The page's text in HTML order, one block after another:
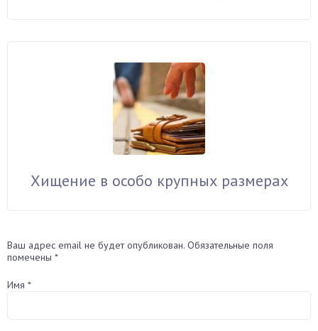
Хищение в особо крупных размерах
Ваш адрес email не будет опубликован. Обязательные поля
помечены *
Имя *